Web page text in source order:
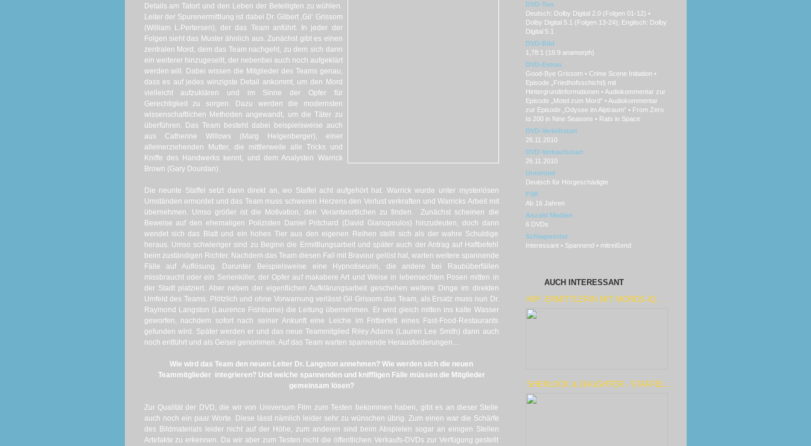
Details am Tatort und den Leben der Beteiligten zu wühlen.
Leiter der Spurenermittlung ist dabei Dr. Gilbert ‚Gil‘ Grissom
(William L.Pertersen), der das Team anführt. In jeder der
Folgen sieht das Muster ähnlich aus. Zunächst gibt es einen
zentralen Mord, dem das Team nachgeht, zu dem sich dann
ein weiterer hinzugesellt, der nebenbei auch noch aufgeklärt
werden will. Dabei wissen die Mitglieder des Teams genau,
dass es auf jedes winzigste Detail ankommt, um den Mord
vielleicht aufzuklären und im Sinne der Opfer für
Gerechtigkeit zu sorgen. Dazu werden die modernsten
wissenschaftlichen Methoden angewandt, um die Täter zu
überführen. Das Team besteht dabei beispielsweise auch
aus Catherine Willows (Marg Helgenberger), einer
alleinerziehenden Mutter, die mittlerweile alle Tricks und
Kniffe des Handwerks kennt, und dem Analysten Warrick
Brown (Gary Dourdan).
Die neunte Staffel setzt dann direkt an, wo Staffel acht aufgehört hat. Warrick wurde unter mysteriösen
Umständen ermordet und das Team muss schweren Herzens den Verlust verkraften und Warricks Arbeit mit
übernehmen. Umso größer ist die Motivation, den Verantwortlichen zu finden. Zunächst scheinen die
Beweise auf den ehemaligen Polizisten Daniel Pritchard (David Gianopoulos) hinzudeuten, doch dann
wendet sich das Blatt und ein hohes Tier aus den eigenen Reihen stellt sich als der wahre Schuldige
heraus. Umso schwieriger sind zu Beginn die Ermittlungsarbeit und später auch der Antrag auf Haftbefehl
beim zuständigen Richter. Nachdem das Team diesen Fall mit Bravour gelöst hat, warten weitere spannende
Fälle auf Auflösung. Darunter Beispielsweise eine Hypnotiseurin, die andere bei Raubüberfällen
missbraucht oder ein Serienkiller, der Opfer auf makabere Art und Weise in lebensechten Posen mitten in
der Stadt platziert. Aber neben der eigentlichen Aufklärungsarbeit geschehen weitere Dinge im direkten
Umfeld des Teams. Plötzlich und ohne Vorwarnung verlässt Gil Grissom das Team, als Ersatz muss nun Dr.
Raymond Langston (Laurence Fishburne) die Leitung übernehmen. Er wird gleich mitten ins kalte Wasser
geworfen, nachdem sofort nach seiner Ankunft eine Leiche im Frittierfett eines Fast-Food-Restaurants
gefunden wird. Später werden er und das neue Teammitglied Riley Adams (Lauren Lee Smith) dann auch
noch entführt und als Geisel genommen. Auf das Team warten spannende Herausforderungen…
Wie wird das Team den neuen Leiter Dr. Langston annehmen? Wie werden sich die neuen
Teammitglieder integrieren? Und welche spannenden und kniffligen Fälle müssen die Mitglieder
gemeinsam lösen?
Zur Qualität der DVD, die wir von Universum Film zum Testen bekommen haben, gibt es an dieser Stelle
auch noch ein paar Worte. Diese lässt nämlich leider sehr zu wünschen übrig. Zum einen war die Schärfe
des Bildmaterials leider nicht auf der Höhe, zum anderen sind beim Abspielen sogar an einigen Stellen
Artefakte zu erkennen. Da wir aber zum Testen nicht die öffentlichen Verkaufs-DVDs zur Verfügung gestellt
DVD-Ton
Deutsch: Dolby Digital 2.0 (Folgen 01-12) •
Dolby Digital 5.1 (Folgen 13-24); Englisch: Dolby
Digital 5.1
DVD-Bild
1,78:1 (16:9 anamorph)
DVD-Extras
Good-Bye Grissom • Crime Scene Initiation •
Episode „Friedhofsschicht§ mit
Hintergrundinformationen • Audiokommentar zur
Episode „Motel zum Mord“ • Audiokommentar
zur Episode „Odysee im Alptraum“ • From Zero
to 200 in Nine Seasons • Rats in Space
DVD-Verleihstart
26.11.2010
DVD-Verkaufsstart
26.11.2010
Untertitel
Deutsch für Hörgeschädigte
FSK
Ab 16 Jahren
Anzahl Medien
6 DVDs
Schlagwörter
Interessant • Spannend • mitreißend
AUCH INTERESSANT
HIP: ERMITTLERIN MIT MORDS-IQ ...
SHERLOCK & DAUGHTER - STAFFEL ...